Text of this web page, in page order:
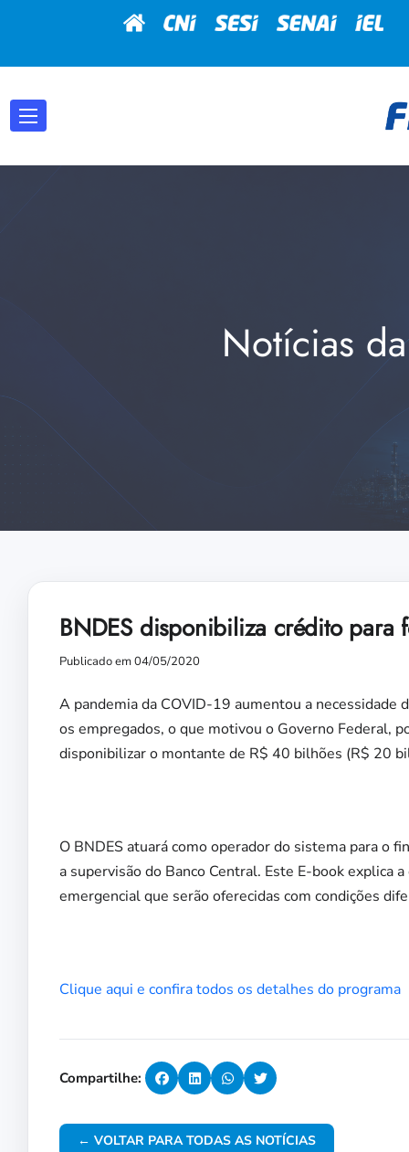
Notícias
BNDES disponibiliza crédito para
Publicado em 04/05/2020
A pandemia da COVID-19 aumentou a necessidade
os empregados, o que motivou o Governo Federal,
disponibilizar o montante de R$ 40 bilhões (R$ 20
O BNDES atuará como operador do sistema para o
a supervisão do Banco Central. Este E-book explica
emergencial que serão oferecidas com condições
Clique aqui e confira todos os detalhes do programa
Compartilhe:
← VOLTAR PARA TODAS AS NOTÍCIAS